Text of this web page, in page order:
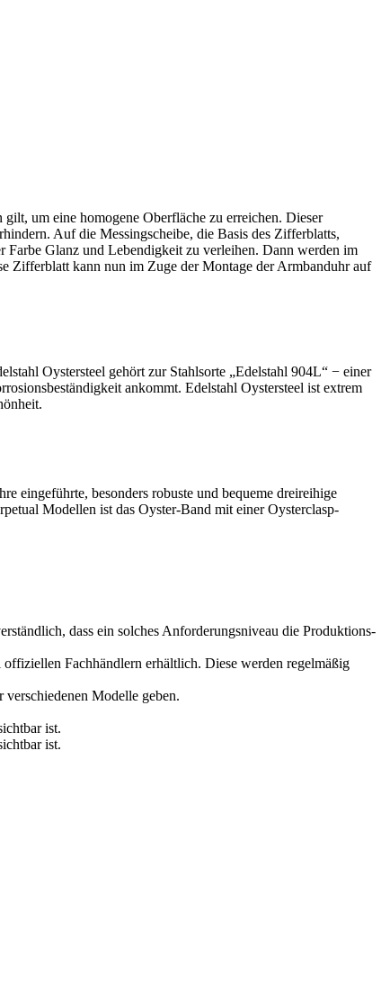
um eine homogene Oberfläche zu erreichen. Dieser
Auf die Messingscheibe, die Basis des Zifferblatts,
Farbe Glanz und Lebendigkeit zu verleihen. Dann werden im
Zifferblatt kann nun im Zuge der Montage der Armbanduhr auf
Oystersteel gehört zur Stahlsorte „Edelstahl 904L“ − einer
ankommt. Edelstahl Oystersteel ist extrem
eingeführte, besonders robuste und bequeme dreireihige
Modellen ist das Oyster-Band mit einer Oysterclasp-
dass ein solches Anforderungsniveau die Produktions­
Fachhändlern erhältlich. Diese werden regelmäßig
Modelle geben.